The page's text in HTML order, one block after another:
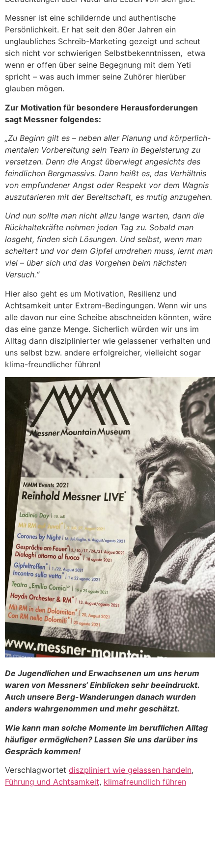
Messner ist eine schildernde und authentische
Persönlichkeit. Er hat seit den 80er Jahren ein
unglaubliches Schreib-Marketing gezeigt und scheut
sich nicht vor schwierigen Selbstbekenntnissen, etwa
wenn er offen über seine Begegnung mit dem Yeti
spricht – was auch immer seine Zuhörer hierüber
glauben mögen.
Zur Motivation für besondere Herausforderungen
sagt Messner folgendes:
„Zu Beginn gilt es – neben aller Planung und körperlich-
mentalen Vorbereitung sein Team in Begeisterung zu
versetzen. Denn die Angst überwiegt angesichts des
feindlichen Bergmassivs. Dann heißt es, das Verhältnis
von empfundener Angst oder Respekt vor dem Wagnis
auszutarieren mit der Bereitschaft, es mutig anzugehen.
Und nun sollte man nicht allzu lange warten, dann die
Rückhaltekräfte nehmen jeden Tag zu. Sobald man
losgeht, finden sich Lösungen. Und selbst, wenn man
scheitert und vor dem Gipfel umdrehen muss, lernt man
viel – über sich und das Vorgehen beim nächsten
Versuch.“
Hier also geht es um Motivation, Resilienz und
Achtsamkeit unter Extrem-Bedingungen. Wenn wir uns
alle davon nur eine Scheibe abschneiden könnten, wäre
das eine ganze Menge. Sicherlich würden wir uns im
Alltag dann disziplinierter wie gelassener verhalten und
uns selbst bzw. andere erfolgreicher, vielleicht sogar
klima-freundlicher führen!
De Jugendlichen und Erwachsenen um uns herum
waren von Messners‘ Einblicken sehr beeindruckt.
Auch unsere Berg-Wanderungen danach wurden
anders wahrgenommen und mehr geschätzt.
Wie kann man solche Momente im beruflichen Alltag
häufiger ermöglichen? Lassen Sie uns darüber ins
Gespräch kommen!
Verschlagwortet diszpliniert wie gelassen handeln,
Führung und Achtsamkeit, klimafreundlich führen